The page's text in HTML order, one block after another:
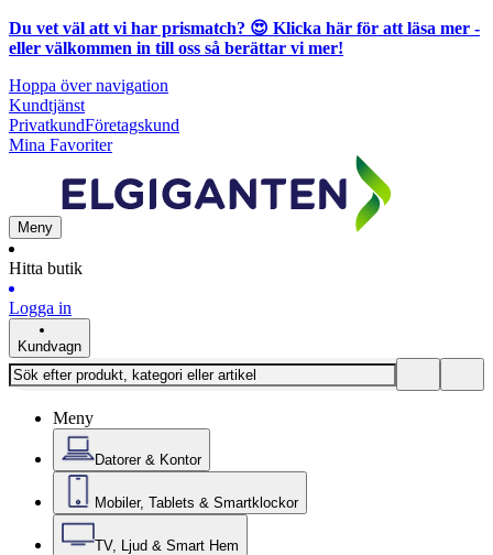
Du vet väl att vi har prismatch? 😍 Klicka här för att läsa mer -
eller välkommen in till oss så berättar vi mer!
Hoppa över navigation
Kundtjänst
PrivatkundFöretagskund
Mina Favoriter
Meny
Hitta butik
Logga in
Kundvagn
Meny
Datorer & Kontor
Mobiler, Tablets & Smartklockor
TV, Ljud & Smart Hem